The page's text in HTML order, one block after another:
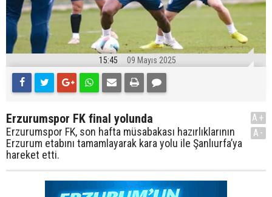
15:45 09 Mayıs 2025
Erzurumspor FK final yolunda
Erzurumspor FK, son hafta müsabakası hazırlıklarının
Erzurum etabını tamamlayarak kara yolu ile Şanlıurfa’ya
hareket etti.
A+
A-